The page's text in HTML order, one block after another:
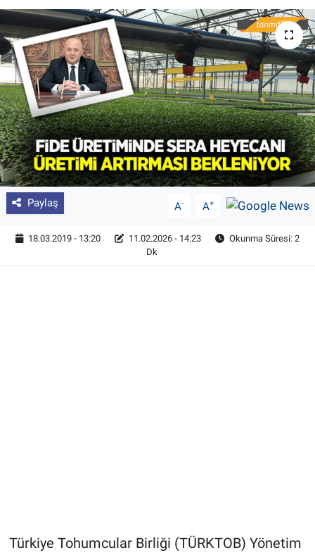
Paylaş A- A+
18.03.2019 - 13:20 11.02.2026 - 14:23
Okunma Süresi: 2
Dk
Türkiye Tohumcular Birliği (TÜRKTOB) Yönetim
Tarım Bilgisi
Yetiştirici Soruyor
Dünyada Tarım
Üretici Birlikleri
Şeker ve Şekerli Mamüller
Tahıllar ve Baklagiller
Tohum